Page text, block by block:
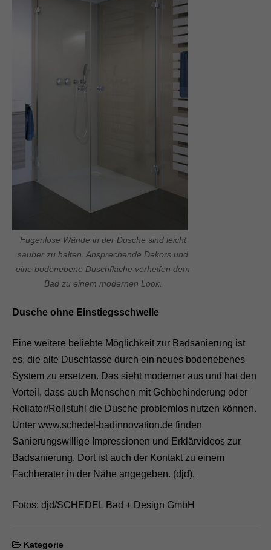
Fugenlose Wände in der Dusche sind leicht
sauber zu halten. Ansprechende Dekors und
eine bodenebene Duschfläche verhelfen dem
Bad zu einem modernen Look.
Dusche ohne Einstiegsschwelle
Eine weitere beliebte Möglichkeit zur Badsanierung ist
es, die alte Duschtasse durch ein neues bodenebenes
System zu ersetzen. Das sieht moderner aus und hat den
Vorteil, dass auch Menschen mit Gehbehinderung oder
Rollator/Rollstuhl die Dusche problemlos nutzen können.
Unter www.schedel-badinnovation.de finden
Sanierungswillige Impressionen und Erklärvideos zur
Badsanierung. Dort ist auch der Kontakt zu einem
Fachberater in der Nähe angegeben. (djd).
Fotos: djd/SCHEDEL Bad + Design GmbH
Kategorie